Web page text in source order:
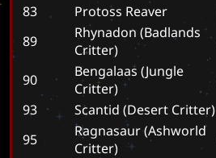
83
Protoss Reaver
89
Rhynadon (Badlands
Critter)
90
Bengalaas (Jungle
Critter)
93
Scantid (Desert Critter)
95
Ragnasaur (Ashworld
Critter)